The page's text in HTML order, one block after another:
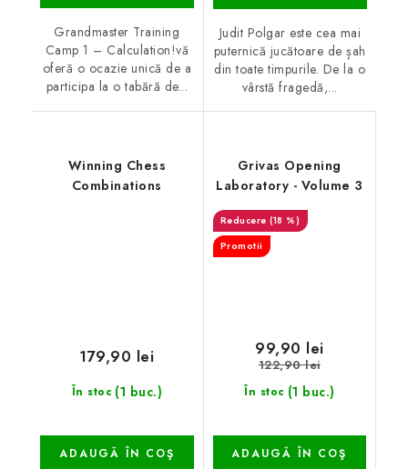
Grandmaster Training
Camp 1 – Calculation!vă
oferă o ocazie unică de a
participa la o tabără de...
Judit Polgar este cea mai
puternică jucătoare de șah
din toate timpurile. De la o
vârstă fragedă,...
Winning Chess
Combinations
În stoc (1 buc.)
179,90 lei
ADAUGĂ ÎN COŞ
Grivas Opening
Laboratory - Volume 3
(18 %)
Promotii
În stoc (1 buc.)
99,90 lei
122,90 lei
ADAUGĂ ÎN COŞ